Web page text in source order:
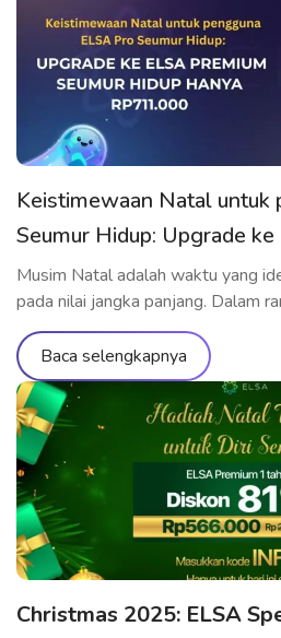
Keistimewaan Natal untuk
Seumur Hidup: Upgrade
Seumur Hidup hanya
Musim Natal adalah waktu yang
pada nilai jangka panjang. Dalam
tahun, ELSA Speak menghadirkan
spesial yang hanya dành riêng cho
memiliki ELSA Pro Seumur
Premium Seumur Hidup dengan
pernah ada sebelumnya.
[…]
Baca selengkapnya
Christmas 2025: ELSA